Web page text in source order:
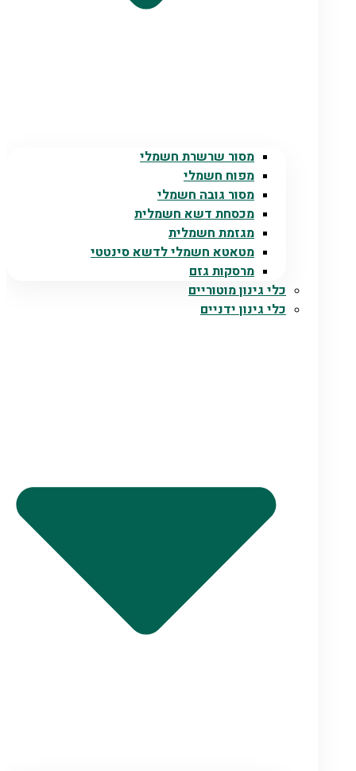
מסור שרשרת חשמלי
מפוח חשמלי
מסור גובה חשמלי
מכסחת דשא חשמלית
מגזמת חשמלית
מטאטא חשמלי לדשא סינטטי
מרסקות גזם
כלי גינון מוטוריים
כלי גינון ידניים